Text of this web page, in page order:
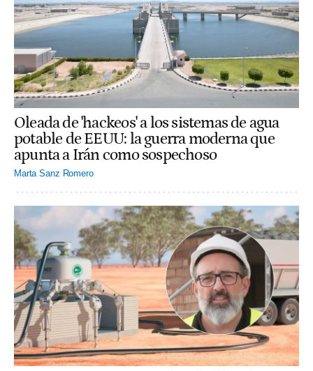
Oleada de 'hackeos' a los sistemas de agua
potable de EEUU: la guerra moderna que
apunta a Irán como sospechoso
Marta Sanz Romero